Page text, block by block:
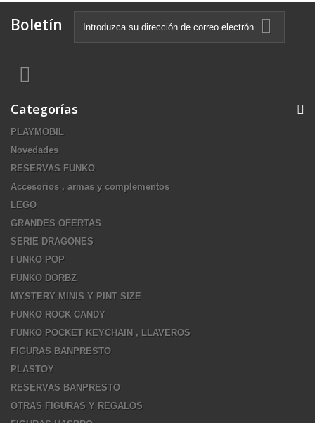
Boletín
Categorías
PLAYMOBIL
Novedades
RESERVAS FUNKO
Accesorios , armas y complementos
LEGO
GRANDES OFERTAS
SERIE DRAGONES
FUNKO POP
FUNKO DORBZ
MYSTERY MINIS Y PINT SIZE
FUNKO ROCK CANDY
FUNKO POCKET KEYCHAIN , LLAVEROS
FIGURAS BANPRESTO
PLASTOY
RESERVAS BANPRESTO
OTRAS FIGURAS Y REGALOS